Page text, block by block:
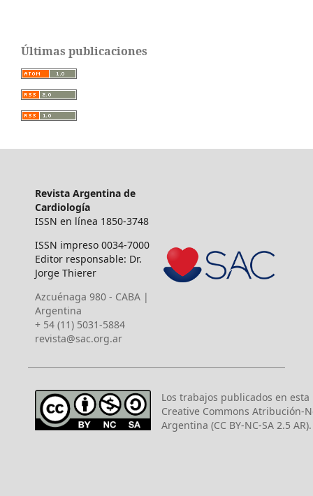
Últimas publicaciones
Revista Argentina de
Cardiología
ISSN en línea 1850-3748
ISSN impreso 0034-7000
Editor responsable: Dr.
Jorge Thierer
Azcuénaga 980 - CABA |
Argentina
+ 54 (11) 5031-5884
revista@sac.org.ar
Los trabajos publicados en
Creative Commons Atribución-
Argentina (CC BY-NC-SA 2.5 AR).